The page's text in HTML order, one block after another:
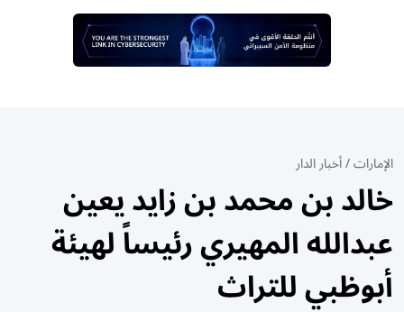
الإمارات/أخبار الدار
خالد بن محمد بن زايد يعين
عبدالله المهيري رئيساً لهيئة
أبوظبي للتراث